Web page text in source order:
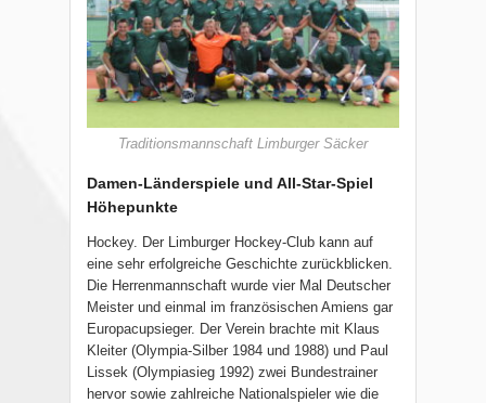
Traditionsmannschaft Limburger Säcker
Damen-Länderspiele und All-Star-Spiel
Höhepunkte
Hockey. Der Limburger Hockey-Club kann auf
eine sehr erfolgreiche Geschichte zurückblicken.
Die Herrenmannschaft wurde vier Mal Deutscher
Meister und einmal im französischen Amiens gar
Europacupsieger. Der Verein brachte mit Klaus
Kleiter (Olympia-Silber 1984 und 1988) und Paul
Lissek (Olympiasieg 1992) zwei Bundestrainer
hervor sowie zahlreiche Nationalspieler wie die